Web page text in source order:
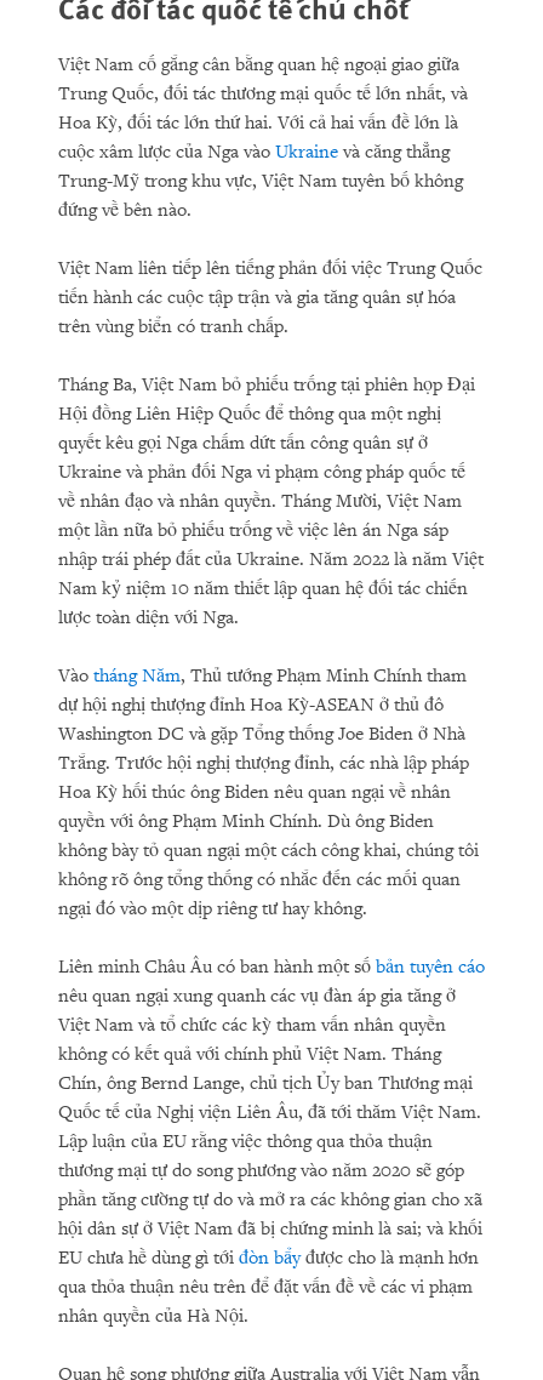
Việt Nam cố gắng cân bằng quan hệ ngoại giao giữa
Trung Quốc, đối tác thương mại quốc tế lớn nhất, và
Hoa Kỳ, đối tác lớn thứ hai. Với cả hai vấn đề lớn là
cuộc xâm lược của Nga vào Ukrainevà căng thẳng
Trung-Mỹ trong khu vực, Việt Nam tuyên bố không
đứng về bên nào.
Việt Nam liên tiếp lên tiếng phản đối việc Trung Quốc
tiến hành các cuộc tập trận và gia tăng quân sự hóa
trên vùng biển có tranh chấp.
Tháng Ba, Việt Nam bỏ phiếu trống tại phiên họp Đại
Hội đồng Liên Hiệp Quốc để thông qua một nghị
quyết kêu gọi Nga chấm dứt tấn công quân sự ở
Ukraine và phản đối Nga vi phạm công pháp quốc tế
về nhân đạo và nhân quyền. Tháng Mười, Việt Nam
một lần nữa bỏ phiếu trống về việc lên án Nga sáp
nhập trái phép đất của Ukraine. Năm 2022 là năm Việt
Nam kỷ niệm 10 năm thiết lập quan hệ đối tác chiến
lược toàn diện với Nga.
Vào tháng Năm, Thủ tướng Phạm Minh Chính tham
dự hội nghị thượng đỉnh Hoa Kỳ-ASEAN ở thủ đô
Washington DC và gặp Tổng thống Joe Biden ở Nhà
Trắng. Trước hội nghị thượng đỉnh, các nhà lập pháp
Hoa Kỳ hối thúc ông Biden nêu quan ngại về nhân
quyền với ông Phạm Minh Chính. Dù ông Biden
không bày tỏ quan ngại một cách công khai, chúng tôi
không rõ ông tổng thống có nhắc đến các mối quan
ngại đó vào một dịp riêng tư hay không.
Liên minh Châu Âu có ban hành một số bản tuyên cáo
nêu quan ngại xung quanh các vụ đàn áp gia tăng ở
Việt Nam và tổ chức các kỳ tham vấn nhân quyền
không có kết quả với chính phủ Việt Nam. Tháng
Chín, ông Bernd Lange, chủ tịch Ủy ban Thương mại
Quốc tế của Nghị viện Liên Âu, đã tới thăm Việt Nam.
Lập luận của EU rằng việc thông qua thỏa thuận
thương mại tự do song phương vào năm 2020 sẽ góp
phần tăng cường tự do và mở ra các không gian cho xã
hội dân sự ở Việt Nam đã bị chứng minh là sai; và khối
EU chưa hề dùng gì tới đòn bẩyđược cho là mạnh hơn
qua thỏa thuận nêu trên để đặt vấn đề về các vi phạm
nhân quyền của Hà Nội.
Quan hệ song phương giữa Australia với Việt Nam vẫn